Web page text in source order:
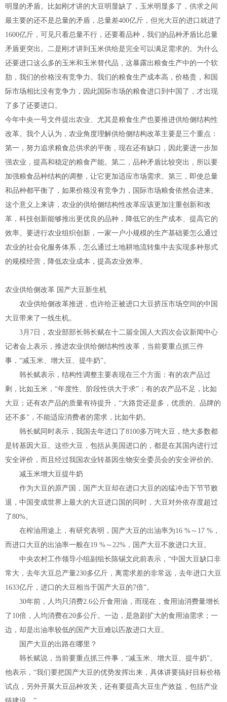
明显的矛盾。比如刚才讲的大豆明显缺了，玉米明显多了，供求之间
最主要的还不是总量的矛盾，总量差400亿斤，但光大豆的进口就进了
1600亿斤，可见只看总量不行，还要看品种，我们的品种矛盾比总量
矛盾更突出。二是刚才讲到玉米供给是完全可以满足需求的。为什么
还要进口这么多的玉米和玉米替代品，这暴露出粮食生产中的一个软
肋，我们的价格没有竞争力。我们的粮食生产成本高，价格贵，和国
际市场相比没有竞争力，因此国际市场的粮食进口到中国了，才出现
了多了还要进口。
今年中央一号文件提出农业、尤其是粮食生产也要推进供给侧结构性
改革。我个人认为，农业角度理解供给侧结构改革主要是三个重点：
第一，努力追求粮食总供求的平衡，现在还有缺口，因此要进一步加
强农业，提高和稳定的粮食产能。第二，品种矛盾比较突出，所以要
加强粮食品种结构的调整，让它更加适应市场需求。第三，即使总量
和品种都平衡了，如果价格没有竞争力，国际市场粮食依然会进来。
这个意义上来讲，农业的供给侧结构性改革应该更加注重创新和改
革，科技创新能够推出更优良的品种，降低它的生产成本、提高它的
效率。要进行农业组织创新，一家一户小规模的生产基础要怎么通过
农业的社会化服务体系，怎么通过土地耕地流转集中去实现多种形式
的规模经营，降低农业成本，提高农业效率。
农业供给侧改革 国产大豆新生机
农业供给侧改革推进，也许给正被进口大豆挤压市场空间的中国
大豆带来了一线生机。
3月7日，农业部部长韩长赋在十二届全国人大四次会议新闻中心
记者会上表示，推进农业供给侧结构性改革，当前要重点抓三件
事，“减玉米、增大豆、提牛奶”。
韩长赋表示，结构性调整主要表现在三个方面：有的农产品过
剩，比如玉米，“年度性、阶段性供大于求”；有的农产品不足，比如
大豆；还有农产品的质量有待提升，“大路货还是多，优质的、品牌的
还不多”，不能适应消费者的需求，比如牛奶。
韩长赋同时表示，我国去年进口了8100多万吨大豆，绝大多数都
是转基因大豆。这些大豆，包括从美国进口的，都是在其国内进行过
安全评价，而且经过我国农业转基因生物安全委员会的安全评价的。
减玉米增大豆提牛奶
作为大豆的原产国，国产大豆却在进口大豆的凶猛冲击下节节败
退，中国变成世界上最大的大豆进口国的同时，大豆对外依存度超过
了80%。
在榨油用途上，有研究表明，国产大豆的出油率为16 %～17 %，
而进口大豆的出油率一般在19 %～22%，国产大豆不敌进口大豆。
中央农村工作领导小组副组长陈锡文此前表示，“中国大豆缺口非
常大，去年大豆总产量230多亿斤，离需求差的非常远，去年进口大豆
1633亿斤，进口的大豆相当于国产大豆的7倍”。
30年前，人均只消费2.6公斤食用油，而现在，食用油消费量增长
了10倍，人均消费在20多公斤。一边，是急剧扩大的食用油需求；一
边，却是出油率较低的国产大豆难以匹敌进口大豆。
国产大豆的出路在哪里？
韩长赋说，当前要重点抓三件事，“减玉米、增大豆、提牛奶”。
他表示，“我们要把国产大豆的优势发挥出来，具体讲要搞好目标价格
试点，另外开展大豆品种攻关，还有要提高大豆生产效益，包括产业